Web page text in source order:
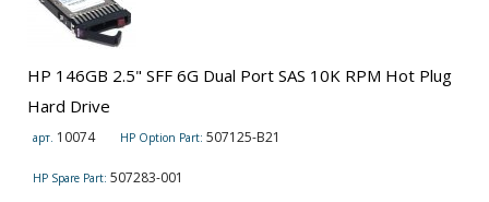
HP 146GB 2.5" SFF 6G Dual Port SAS 10K RPM Hot Plug
Hard Drive
арт. 10074 HP Option Part: 507125-B21
HP Spare Part: 507283-001